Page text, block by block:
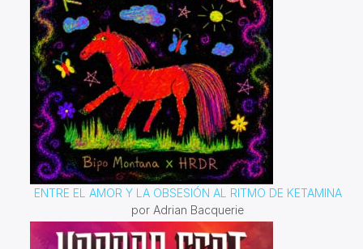
ENTRE EL AMOR Y LA OBSESIÓN AL RITMO DE KETAMINA
por Adrian Bacquerie